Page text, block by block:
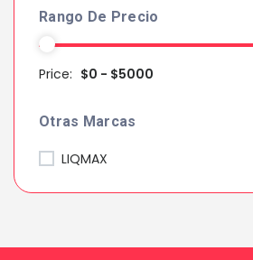
Rango De Precio
Price: $0 - $5000
Otras Marcas
LIQMAX